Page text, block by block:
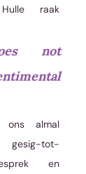
raak
not
almal
gesig-tot-
en